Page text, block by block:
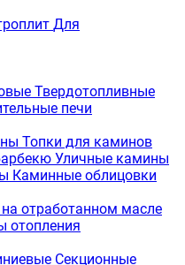
Для
Твердотопливные
печи
Топки для каминов
Уличные камины
Каминные облицовки
отработанном масле
отопления
Секционные